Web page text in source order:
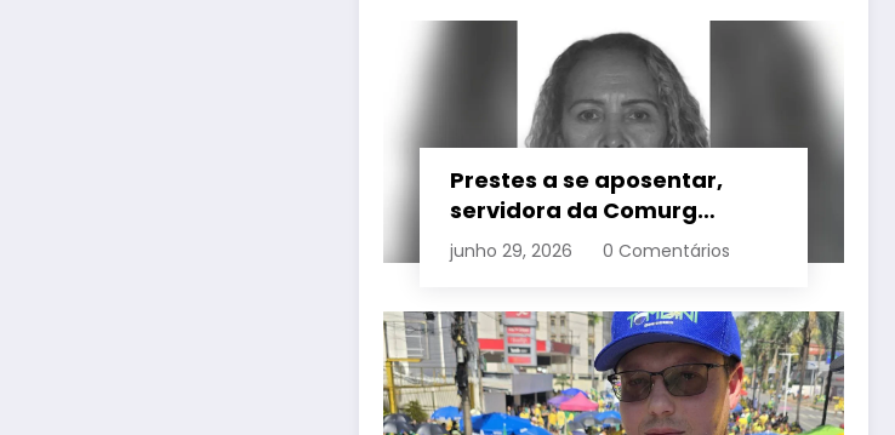
Prestes a se aposentar,
servidora da Comurg
atropelada por bêbado
entra em protocolo de
junho 29, 2026 0 Comentários